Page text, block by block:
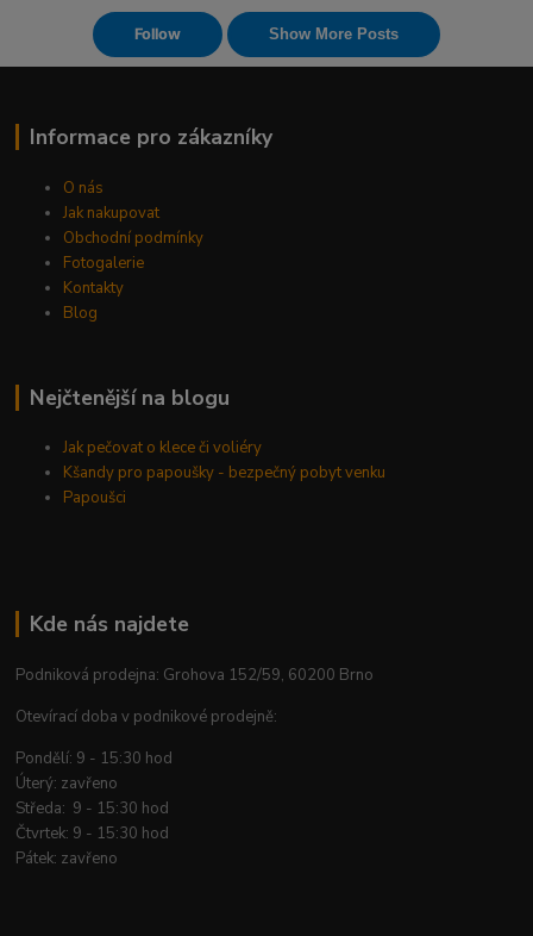
Informace pro zákazníky
O nás
Jak nakupovat
Obchodní podmínky
Fotogalerie
Kontakty
Blog
Nejčtenější na blogu
Jak pečovat o klece či voliéry
Kšandy pro papoušky - bezpečný pobyt venku
Papoušci
Kde nás najdete
Podniková prodejna: Grohova 152/59, 60200 Brno
Otevírací doba v podnikové prodejně:
Pondělí: 9 - 15:30 hod
Úterý: zavřeno
Středa: 9 - 15:30 hod
Čtvrtek: 9 - 15:30 hod
Pátek: zavřeno